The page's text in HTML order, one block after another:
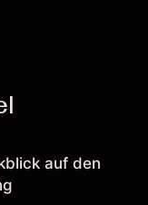
auf den